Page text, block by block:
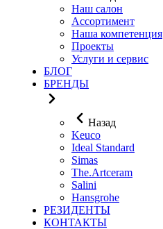
Наш салон
Ассортимент
Наша компетенция
Проекты
Услуги и сервис
БЛОГ
БРЕНДЫ
Назад
Keuco
Ideal Standard
Simas
The.Artceram
Salini
Hansgrohe
РЕЗИДЕНТЫ
КОНТАКТЫ